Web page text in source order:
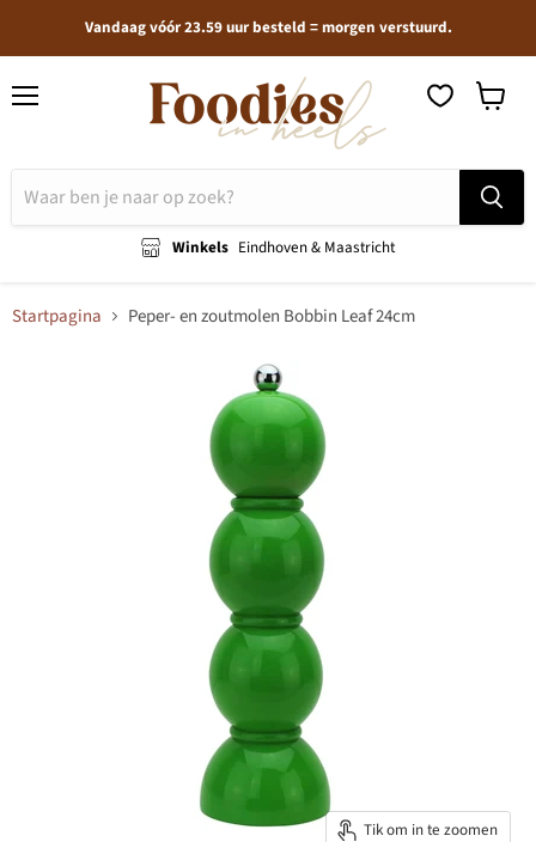
Vandaag vóór 23.59 uur besteld = morgen verstuurd.
Winkels Eindhoven & Maastricht
Startpagina Peper- en zoutmolen Bobbin Leaf 24cm
Tik om in te zoomen